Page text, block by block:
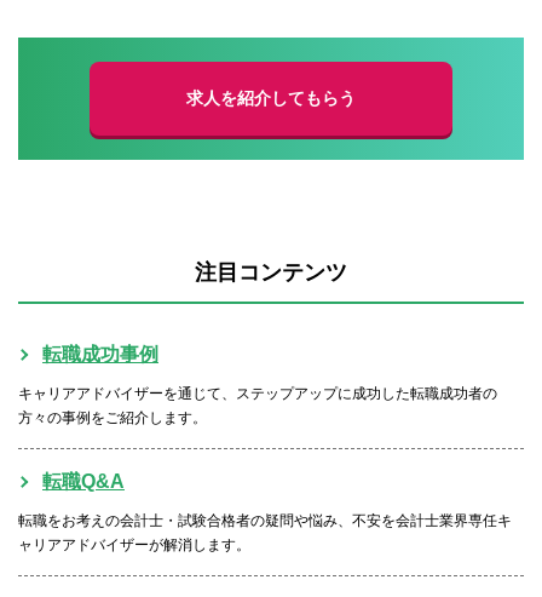
求人を紹介してもらう
注目コンテンツ
転職成功事例
キャリアアドバイザーを通じて、ステップアップに成功した転職成功者の
方々の事例をご紹介します。
転職Q&A
転職をお考えの会計士・試験合格者の疑問や悩み、不安を会計士業界専任キ
ャリアアドバイザーが解消します。